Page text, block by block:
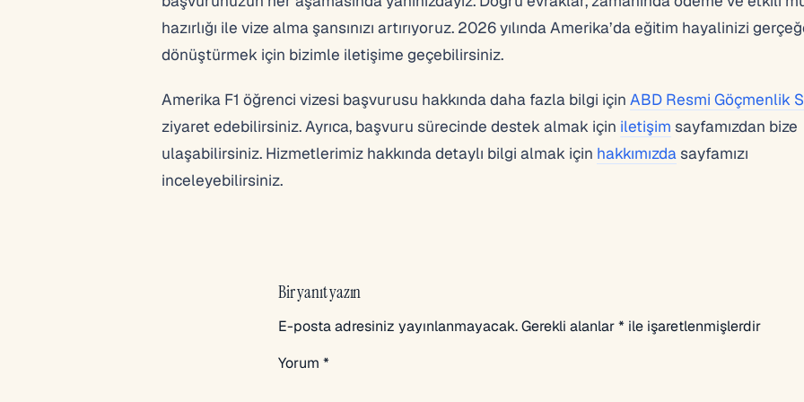
hazırlığı ile vize alma şansınızı artırıyoruz. 2026 yılında Amerika’da eğitim hayalinizi
dönüştürmek için bizimle iletişime geçebilirsiniz.
Amerika F1 öğrenci vizesi başvurusu hakkında daha fazla bilgi için ABD Resmi Göçmenlik
ziyaret edebilirsiniz. Ayrıca, başvuru sürecinde destek almak için iletişim sayfamızdan bize
ulaşabilirsiniz. Hizmetlerimiz hakkında detaylı bilgi almak için hakkımızdasayfamızı
inceleyebilirsiniz.
Bir yanıt yazın
E-posta adresiniz yayınlanmayacak.Gerekli alanlar* ile işaretlenmişlerdir
Yorum *